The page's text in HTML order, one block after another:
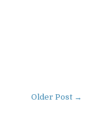
Older Post →